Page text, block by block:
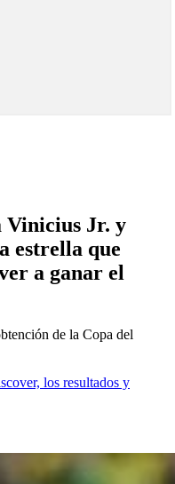
Vinicius Jr. y
estrella que
a ganar el
de la Copa del
los resultados y